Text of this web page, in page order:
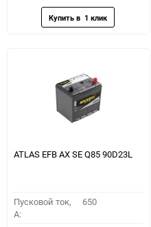
ATLAS EFB AX SE Q85 90D23L
Пусковой ток,
A:
650